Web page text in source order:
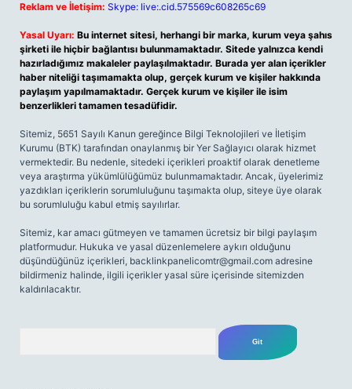
Reklam ve İletişim: Skype: live:.cid.575569c608265c69
Yasal Uyarı: Bu internet sitesi, herhangi bir marka, kurum veya şahıs
şirketi ile hiçbir bağlantısı bulunmamaktadır. Sitede yalnızca kendi
hazırladığımız makaleler paylaşılmaktadır. Burada yer alan içerikler
haber niteliği taşımamakta olup, gerçek kurum ve kişiler hakkında
paylaşım yapılmamaktadır. Gerçek kurum ve kişiler ile isim
benzerlikleri tamamen tesadüfidir.
Sitemiz, 5651 Sayılı Kanun gereğince Bilgi Teknolojileri ve İletişim
Kurumu (BTK) tarafından onaylanmış bir Yer Sağlayıcı olarak hizmet
vermektedir. Bu nedenle, sitedeki içerikleri proaktif olarak denetleme
veya araştırma yükümlülüğümüz bulunmamaktadır. Ancak, üyelerimiz
yazdıkları içeriklerin sorumluluğunu taşımakta olup, siteye üye olarak
bu sorumluluğu kabul etmiş sayılırlar.
Sitemiz, kar amacı gütmeyen ve tamamen ücretsiz bir bilgi paylaşım
platformudur. Hukuka ve yasal düzenlemelere aykırı olduğunu
düşündüğünüz içerikleri, backlinkpanelicomtr@gmail.com adresine
bildirmeniz halinde, ilgili içerikler yasal süre içerisinde sitemizden
kaldırılacaktır.